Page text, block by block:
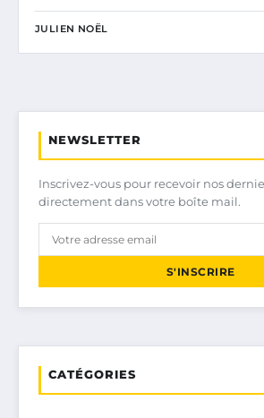
JULIEN NOËL
NEWSLETTER
Inscrivez-vous pour recevoir nos
directement dans votre boîte mail.
S'INSCRIRE
CATÉGORIES